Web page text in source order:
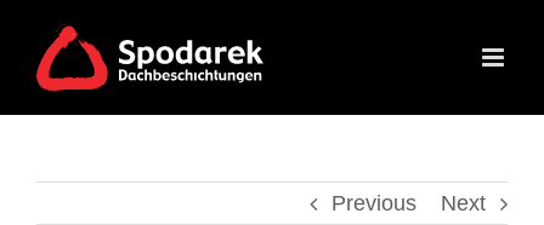
content
Previous Next